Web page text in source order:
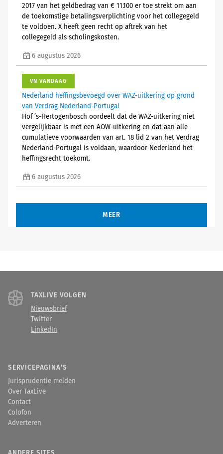
2017 van het geldbedrag van € 11.100 er toe strekt om aan
de toekomstige betalingsverplichting voor het collegegeld
te voldoen. X heeft geen recht op aftrek van het
collegegeld als scholingskosten.
6 augustus 2026
VN VANDAAG
Nederland heffingsbevoegd over WAZ-uitkering op grond
van Verdrag Nederland-Portugal
Hof ’s-Hertogenbosch oordeelt dat de WAZ-uitkering niet
vergelijkbaar is met een AOW-uitkering en dat aan alle
cumulatieve voorwaarden van art. 18 lid 2 van het Verdrag
Nederland-Portugal is voldaan, waardoor Nederland het
heffingsrecht toekomt.
6 augustus 2026
MEER
TAXLIVE VOLGEN
Nieuwsbrief
Twitter
LinkedIn
SERVICEPAGINA'S
Jurisprudentie melden
Over TaxLive
Contact
Colofon
Adverteren